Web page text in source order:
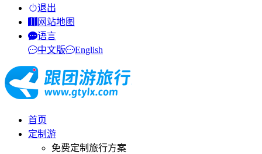
退出
网站地图
语言
中文版
English
首页
定制游
免费定制旅行方案